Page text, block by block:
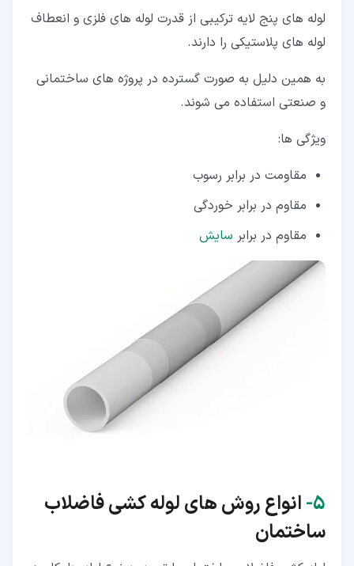
لوله های پنج لایه ترکیبی از قدرت لوله های فلزی و انعطاف
لوله های پلاستیکی را دارند.
به همین دلیل به صورت گسترده در پروژه های ساختمانی
و صنعتی استفاده می شوند.
ویژگی ها:
مقاومت در برابر رسوب
مقاوم در برابر خوردگی
مقاوم در برابر سایش
۵‏- انواع روش های لوله کشی فاضلاب
ساختمان